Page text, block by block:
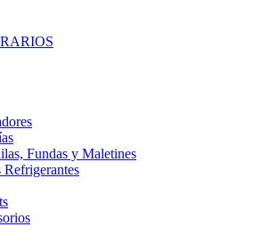
Fundas y Maletines
Refrigerantes